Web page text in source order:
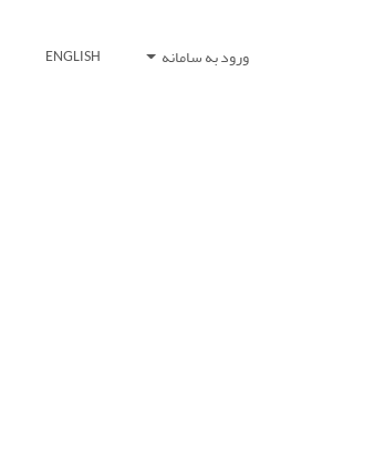
ورود به سامانه ENGLISH